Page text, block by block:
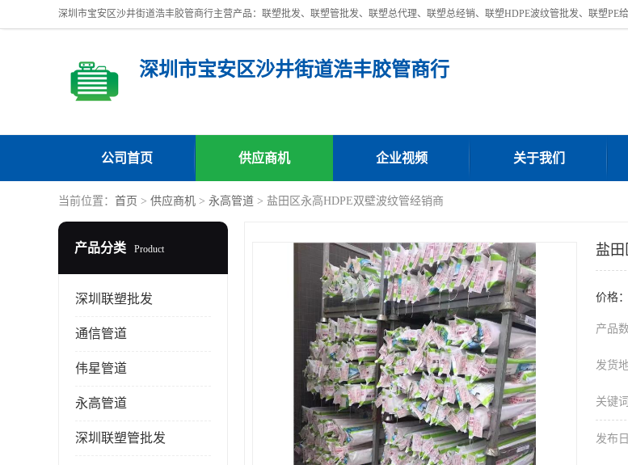
深圳市宝安区沙井街道浩丰胶管商行
公司首页 供应商机 企业视频 关于我们
当前位置： 首页 > 供应商机 > 永高管道 > 盐田区永高HDPE双壁波纹管经销商
产品分类 Product
深圳联塑批发
通信管道
伟星管道
永高管道
深圳联塑管批发
盐
价格
产品
发货
关键词
发布